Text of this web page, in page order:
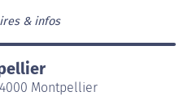
& infos
Montpellier